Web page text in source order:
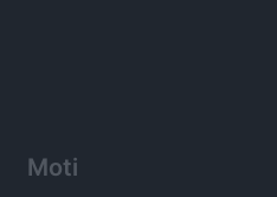
Moti